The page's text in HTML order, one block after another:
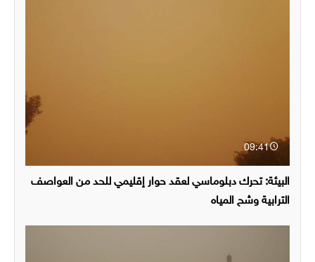
09:41
البيئة: تحرك دبلوماسي لعقد حوار إقليمي للحد من العواصف
الترابية وشح المياه